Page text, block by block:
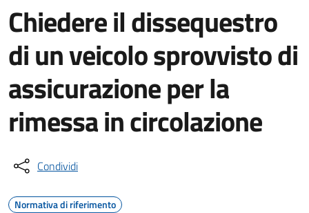
Chiedere il dissequestro
di un veicolo sprovvisto di
assicurazione per la
rimessa in circolazione
Condividi
Normativa di riferimento